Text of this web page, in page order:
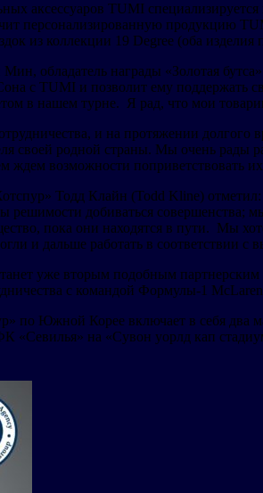
аксессуаров TUMI
персонализированную продукцию
из коллекции 19 Degree (оба
обладатель награды «Золотая
с TUMI и позволит ему поддержать
в нашем турне. Я рад, что мои
и на протяжении
своей родной страны. Мы очень
ждем возможности
Тодд Клайн (Todd Kline)
решимости добиваться совершенства;
пока они находятся в пути. Мы
и дальше работать в соответствии с
уже вторым подобным
с командой Формулы-1
по Южной Корее включает в себя два
«Севилья» на «Сувон уорлд кап